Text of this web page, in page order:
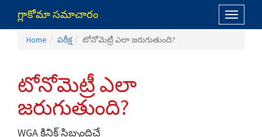
Toggle
గ్లాకోమా సమాచారం
Home పరీక్ష టోనోమెట్రీ ఎలా జరుగుతుంది?
టోనోమెట్రీ ఎలా
జరుగుతుంది?
WGA క్లినిక్ సిబ్బందిచే